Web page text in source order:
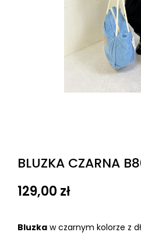
BLUZKA CZARNA
129,00 zł
Bluzka w czarnym kolorze z